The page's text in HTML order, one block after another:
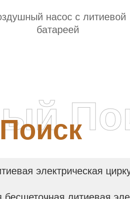
насос с литиевой
батареей
Поиск
электрическая